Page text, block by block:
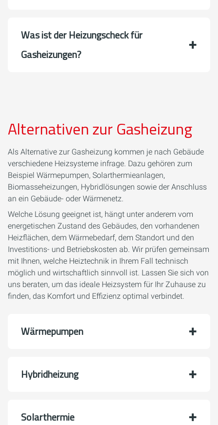
Was ist der Heizungscheck für
Gasheizungen?
Alternativen zur Gasheizung
Als Alternative zur Gasheizung kommen je nach Gebäude
verschiedene Heizsysteme infrage. Dazu gehören zum
Beispiel Wärmepumpen, Solarthermieanlagen,
Biomasseheizungen, Hybridlösungen sowie der Anschluss
an ein Gebäude- oder Wärmenetz.
Welche Lösung geeignet ist, hängt unter anderem vom
energetischen Zustand des Gebäudes, den vorhandenen
Heizflächen, dem Wärmebedarf, dem Standort und den
Investitions- und Betriebskosten ab. Wir prüfen gemeinsam
mit Ihnen, welche Heiztechnik in Ihrem Fall technisch
möglich und wirtschaftlich sinnvoll ist. Lassen Sie sich von
uns beraten, um das ideale Heizsystem für Ihr Zuhause zu
finden, das Komfort und Effizienz optimal verbindet.
Wärmepumpen
Hybridheizung
Solarthermie